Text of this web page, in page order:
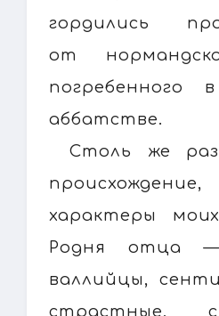
гордились
от
погребенного
аббатстве.
Столь же
характеры
Родня отца —
валлийцы,
страстные,